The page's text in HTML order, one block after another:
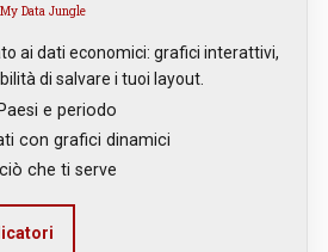
My Data Jungle
ai dati economici: grafici interattivi,
di salvare i tuoi layout.
e periodo
con grafici dinamici
che ti serve